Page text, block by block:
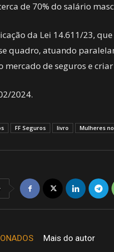
de 70% do salário
da Lei 14.611/23,
quadro, atuando
mercado de seguros e
2024.
FF Seguros livro Mulheres
Mais do autor